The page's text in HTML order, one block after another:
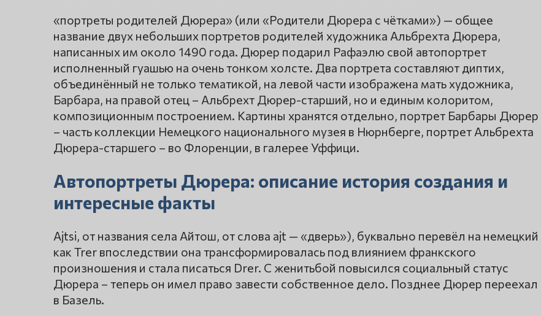
«портреты родителей Дюрера» (или «Родители Дюрера с чётками») — общее
название двух небольших портретов родителей художника Альбрехта Дюрера,
написанных им около 1490 года. Дюрер подарил Рафаэлю свой автопортрет
исполненный гуашью на очень тонком холсте. Два портрета составляют диптих,
объединённый не только тематикой, на левой части изображена мать художника,
Барбара, на правой отец – Альбрехт Дюрер-старший, но и единым колоритом,
композиционным построением. Картины хранятся отдельно, портрет Барбары Дюрер
– часть коллекции Немецкого национального музея в Нюрнберге, портрет Альбрехта
Дюрера-старшего – во Флоренции, в галерее Уффици.
Автопортреты Дюрера: описание история создания и
интересные факты
Ajtsi, от названия села Айтош, от слова ajt — «дверь»), буквально перевёл на немецкий
как Trer впоследствии она трансформировалась под влиянием франкского
произношения и стала писаться Drer. С женитьбой повысился социальный статус
Дюрера – теперь он имел право завести собственное дело. Позднее Дюрер переехал
в Базель.